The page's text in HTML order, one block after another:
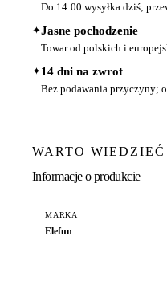
Do 14:00 wysyłka dziś;
✦Jasne pochodzenie
Towar od polskich i
✦14 dni na zwrot
Bez podawania przyczyny;
WARTO WIEDZIEĆ
Informacje o produkcie
MARKA
Elefun